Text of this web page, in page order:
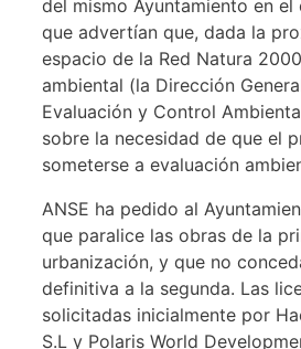
del mismo Ayuntamiento en el
que advertían que, dada la
espacio de la Red Natura
ambiental (la Dirección
Evaluación y Control
sobre la necesidad de que el
someterse a evaluación
ANSE ha pedido al
que paralice las obras de la
urbanización, y que no
definitiva a la segunda. Las
solicitadas inicialmente por
S.L y Polaris World